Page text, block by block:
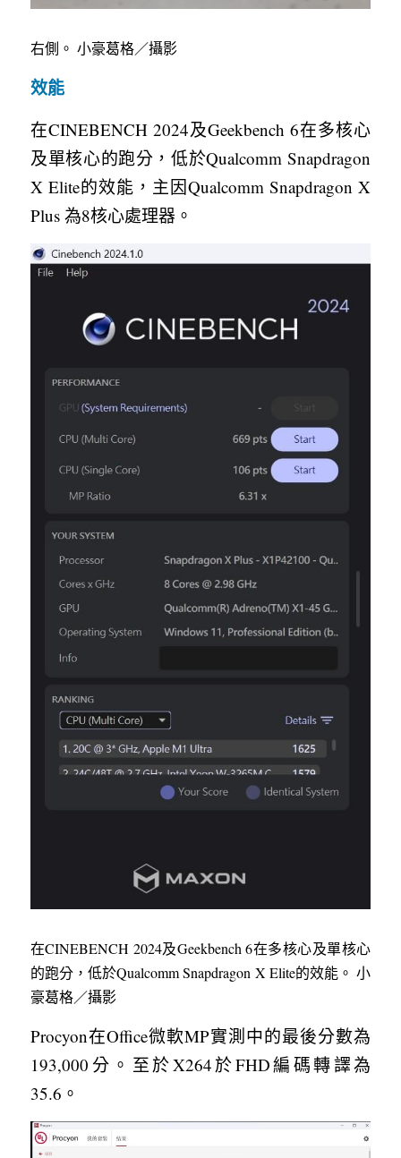
右側。 小豪葛格／攝影
效能
在CINEBENCH 2024及Geekbench 6在多核心
及單核心的跑分，低於Qualcomm Snapdragon
X Elite的效能，主因Qualcomm Snapdragon X
Plus 為8核心處理器。
在CINEBENCH 2024及Geekbench 6在多核心及單核心
的跑分，低於Qualcomm Snapdragon X Elite的效能。 小
豪葛格／攝影
Procyon在Office微軟MP實測中的最後分數為
193,000分。至於X264於FHD編碼轉譯為
35.6。